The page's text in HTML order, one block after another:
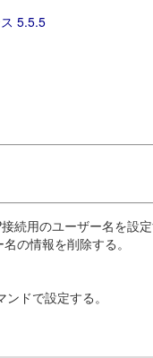
5.5.5
続用のユーザー名を設
の情報を削除する。
ンドで設定する。